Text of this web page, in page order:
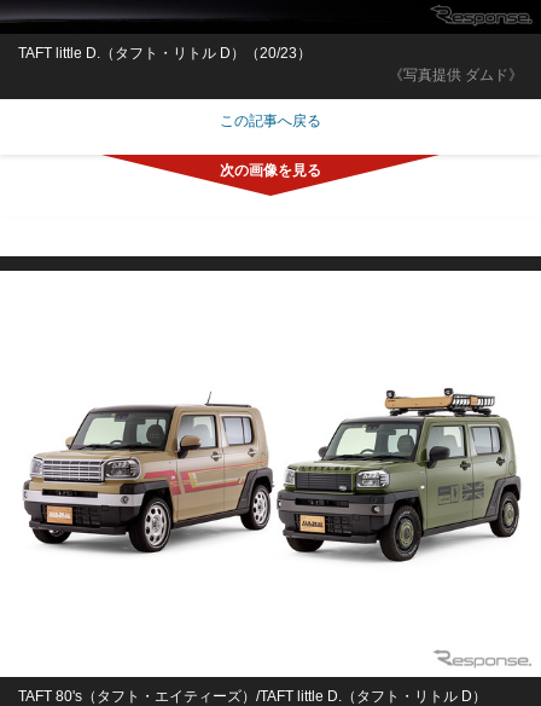
《写真提供 ダムド》
TAFT little D.（タフト・リトル D）（20/23）
この記事へ戻る
TAFT 80's（タフト・エイティーズ）/TAFT little D.（タフト・リトル D）